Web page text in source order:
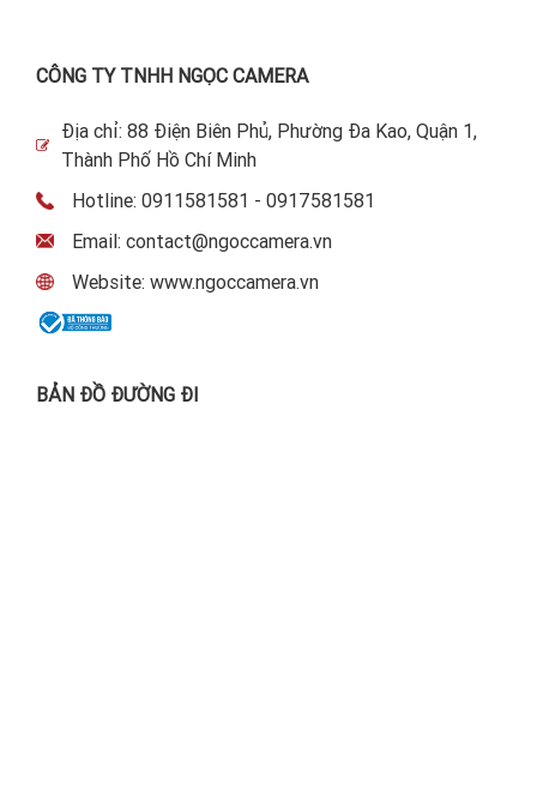
CÔNG TY TNHH NGỌC CAMERA
Địa chỉ: 88 Điện Biên Phủ, Phường Đa Kao, Quận 1,
Thành Phố Hồ Chí Minh
Hotline: 0911581581 - 0917581581
Email: contact@ngoccamera.vn
Website: www.ngoccamera.vn
BẢN ĐỒ ĐƯỜNG ĐI